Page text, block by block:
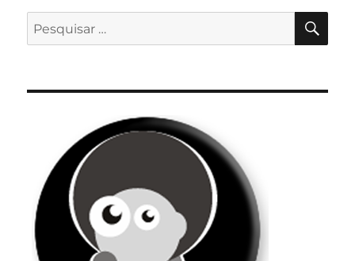
Pesquisar
por: